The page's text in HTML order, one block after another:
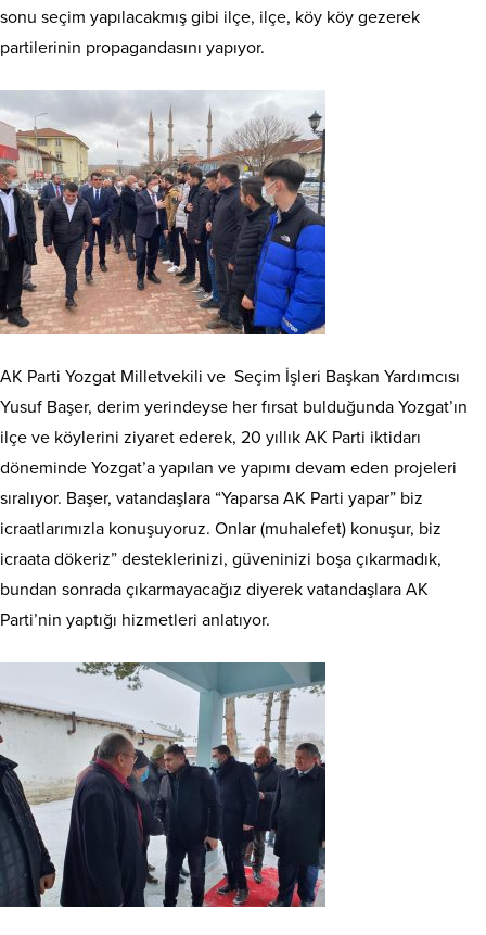
sonu seçim yapılacakmış gibi ilçe, ilçe, köy köy gezerek
partilerinin propagandasını yapıyor.
AK Parti Yozgat Milletvekili ve Seçim İşleri Başkan Yardımcısı
Yusuf Başer, derim yerindeyse her fırsat bulduğunda Yozgat’ın
ilçe ve köylerini ziyaret ederek, 20 yıllık AK Parti iktidarı
döneminde Yozgat’a yapılan ve yapımı devam eden projeleri
sıralıyor. Başer, vatandaşlara “Yaparsa AK Parti yapar” biz
icraatlarımızla konuşuyoruz. Onlar (muhalefet) konuşur, biz
icraata dökeriz” desteklerinizi, güveninizi boşa çıkarmadık,
bundan sonrada çıkarmayacağız diyerek vatandaşlara AK
Parti’nin yaptığı hizmetleri anlatıyor.